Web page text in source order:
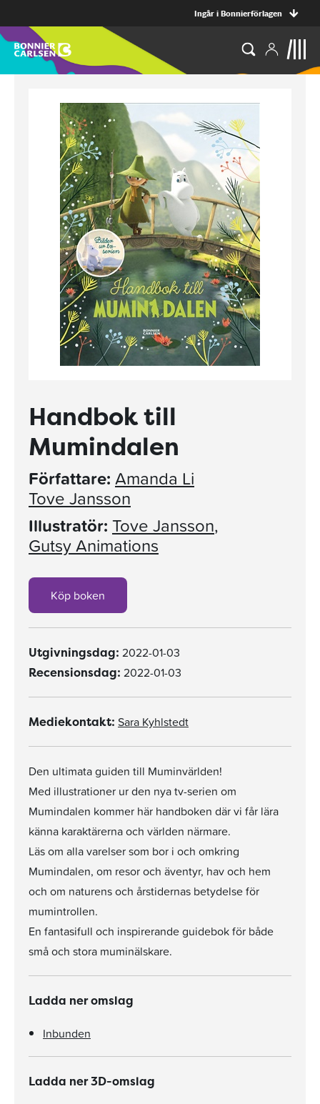
Ingår i Bonnierförlagen
Handbok till
Mumindalen
Författare: Amanda Li
Tove Jansson
Illustratör: Tove Jansson,
Gutsy Animations
Köp boken
Utgivningsdag: 2022-01-03
Recensionsdag: 2022-01-03
Mediekontakt: Sara Kyhlstedt
Den ultimata guiden till Muminvärlden!
Med illustrationer ur den nya tv-serien om
Mumindalen kommer här handboken där vi får lära
känna karaktärerna och världen närmare.
Läs om alla varelser som bor i och omkring
Mumindalen, om resor och äventyr, hav och hem
och om naturens och årstidernas betydelse för
mumintrollen.
En fantasifull och inspirerande guidebok för både
små och stora muminälskare.
Ladda ner omslag
Inbunden
Ladda ner 3D-omslag